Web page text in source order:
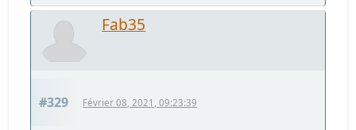
Fab35
#329 Février 08, 2021, 09:23:39